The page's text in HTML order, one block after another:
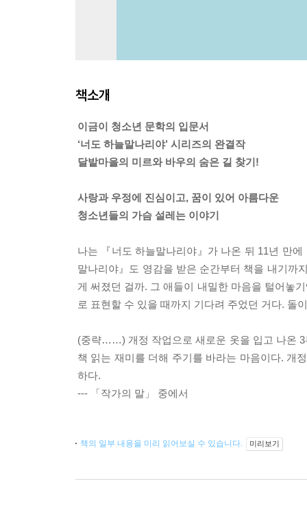
책소개
이금이 청소년 문학의 입문서
‘너도 하늘말나리야’ 시리즈의 완결작
달밭마을의 미르와 바우의 숨은 길 찾기!
사랑과 우정에 진심이고, 꿈이 있어 아름다운
청소년들의 가슴 설레는 이야기
나는 『너도 하늘말나리야』가 나온 뒤 11년 만
말나리야』도 영감을 받은 순간부터 책을 내기까
게 써졌던 걸까. 그 애들이 내밀한 마음을 털어놓
로 표현할 수 있을 때까지 기다려 주었던 거다. 돌
(중략……) 개정 작업으로 새로운 옷을 입고 나온 3
책 읽는 재미를 더해 주기를 바라는 마음이다. 개
하다.
--- 「작가의 말」 중에서
책의 일부 내용을 미리 읽어보실 수 있습니다. 미리보기